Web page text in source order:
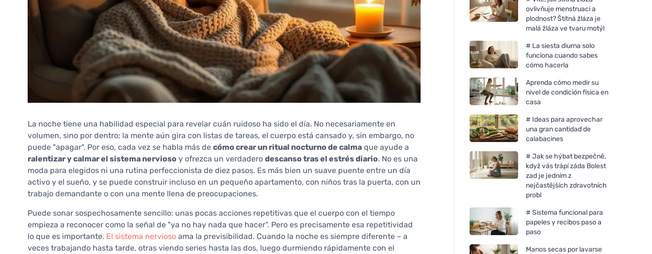
La noche tiene una habilidad especial para revelar cuán ruidoso ha sido el día. No necesariamente en
volumen, sino por dentro: la mente aún gira con listas de tareas, el cuerpo está cansado y, sin embargo, no
puede "apagar". Por eso, cada vez se habla más de cómo crear un ritual nocturno de calma que ayude a
ralentizar y calmar el sistema nervioso y ofrezca un verdadero descanso tras el estrés diario. No es una
moda para elegidos ni una rutina perfeccionista de diez pasos. Es más bien un suave puente entre un día
activo y el sueño, y se puede construir incluso en un pequeño apartamento, con niños tras la puerta, con un
trabajo demandante o con una mente llena de preocupaciones.
Puede sonar sospechosamente sencillo: unas pocas acciones repetitivas que el cuerpo con el tiempo
empieza a reconocer como la señal de "ya no hay nada que hacer". Pero es precisamente esa repetitividad
lo que es importante. El sistema nervioso ama la previsibilidad. Cuando la noche es siempre diferente – a
veces trabajando hasta tarde, otras viendo series hasta las dos, luego durmiendo rápidamente con el
ovlivňuje menstruaci a
plodnost? Štítná žláza je
malá žláza ve tvaru motýl
# La siesta diurna solo
funciona cuando sabes
cómo hacerla
Aprenda cómo medir su
nivel de condición física en
casa
# Ideas para aprovechar
una gran cantidad de
calabacines
# Jak se hýbat bezpečně,
když vás trápí záda Bolest
zad je jedním z
nejčastějších zdravotních
probl
# Sistema funcional para
papeles y recibos paso a
paso
Manos secas por lavarse